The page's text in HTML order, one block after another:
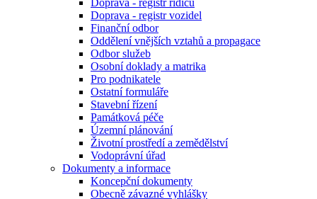
Doprava - registr řidičů
Doprava - registr vozidel
Finanční odbor
Oddělení vnějších vztahů a propagace
Odbor služeb
Osobní doklady a matrika
Pro podnikatele
Ostatní formuláře
Stavební řízení
Památková péče
Územní plánování
Životní prostředí a zemědělství
Vodoprávní úřad
Dokumenty a informace
Koncepční dokumenty
Obecně závazné vyhlášky